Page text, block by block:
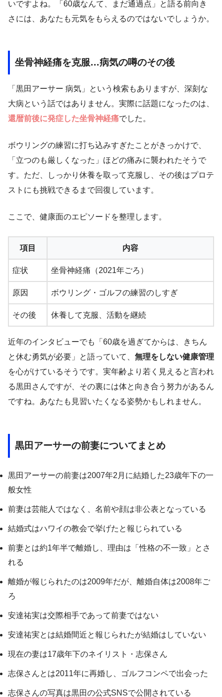
いですよね。「60歳なんて、まだ通過点」と語る前向き
さには、あなたも元気をもらえるのではないでしょうか。
坐骨神経痛を克服…病気の噂のその後
「黒田アーサー 病気」という検索もありますが、深刻な
大病という話ではありません。実際に話題になったのは、
還暦前後に発症した坐骨神経痛でした。
ボウリングの練習に打ち込みすぎたことがきっかけで、
「立つのも厳しくなった」ほどの痛みに襲われたそうで
す。ただ、しっかり休養を取って克服し、その後はプロテ
ストにも挑戦できるまで回復しています。
ここで、健康面のエピソードを整理します。
項目 内容
症状 坐骨神経痛（2021年ごろ）
原因 ボウリング・ゴルフの練習のしすぎ
その後 休養して克服、活動を継続
近年のインタビューでも「60歳を過ぎてからは、きちん
と休む勇気が必要」と語っていて、 無理をしない健康管理
を心がけているそうです。実年齢より若く見えると言われ
る黒田さんですが、その裏には体と向き合う努力があるん
ですね。あなたも見習いたくなる姿勢かもしれません。
黒田アーサーの前妻についてまとめ
黒田アーサーの前妻は2007年2月に結婚した23歳年下の一
般女性
前妻は芸能人ではなく、名前や顔は非公表となっている
結婚式はハワイの教会で挙げたと報じられている
前妻とは約1年半で離婚し、理由は「性格の不一致」とさ
れる
離婚が報じられたのは2009年だが、離婚自体は2008年ご
ろ
安達祐実は交際相手であって前妻ではない
安達祐実とは結婚間近と報じられたが結婚はしていない
現在の妻は17歳年下のネイリスト・志保さん
志保さんとは2011年に再婚し、ゴルフコンペで出会った
志保さんの写真は黒田の公式SNSで公開されている